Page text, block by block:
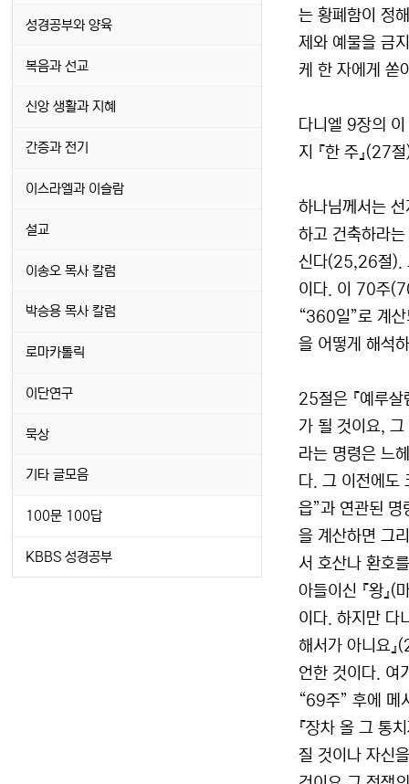
는 황폐함이 정
제와 예물을 금
케 한 자에게 쏟
다니엘 9장의
지 『한 주』(27
하나님께서는
하고 건축하라
신다(25,26절).
이다. 이 70주
“360일”로 계
을 어떻게 해석
25절은 『예루
가 될 것이요, 그
라는 명령은 느
다. 그 이전에도
읍”과 연관된
을 계산하면 그
서 호산나 환호
아들이신 『왕』
이다. 하지만 다
해서가 아니요
언한 것이다. 여
“69주” 후에 메
『장차 올 그 통
질 것이나 자신
성경공부와 양육
복음과 선교
신앙 생활과 지혜
간증과 전기
이스라엘과 이슬람
설교
이송오 목사 칼럼
박승용 목사 칼럼
로마카톨릭
이단연구
묵상
기타 글모음
100문 100답
KBBS 성경공부